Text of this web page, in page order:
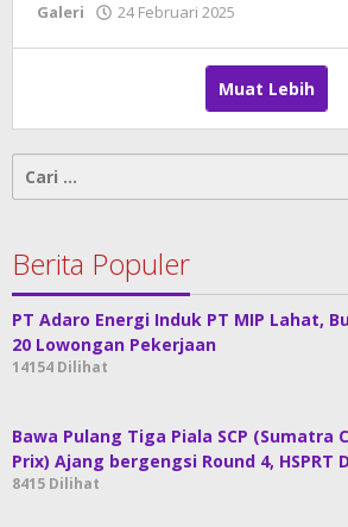
Galeri 24 Februari 2025
Muat Lebih
Cari
untuk:
Berita Populer
PT Adaro Energi Induk PT MIP Lahat,
20 Lowongan Pekerjaan
14154 Dilihat
Bawa Pulang Tiga Piala SCP (Sumatra
Prix) Ajang bergengsi Round 4, HSPRT
8415 Dilihat